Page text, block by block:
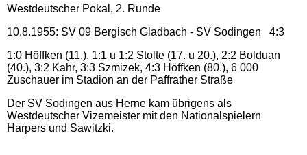
Westdeutscher Pokal, 2. Runde
10.8.1955: SV 09 Bergisch Gladbach - SV Sodingen 4:3
1:0 Höffken (11.), 1:1 u 1:2 Stolte (17. u 20.), 2:2 Bolduan
(40.), 3:2 Kahr, 3:3 Szmizek, 4:3 Höffken (80.), 6 000
Zuschauer im Stadion an der Paffrather Straße
Der SV Sodingen aus Herne kam übrigens als
Westdeutscher Vizemeister mit den Nationalspielern
Harpers und Sawitzki.